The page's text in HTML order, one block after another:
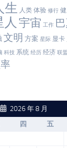
生 人类 体验 修行
人 宇宙 工作
文明 方案 星际 显卡
科技 系统 经历 经济 联盟
2026 年 8 月
四 五